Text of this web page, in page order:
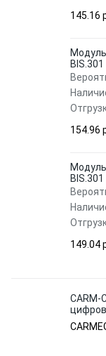
145.16
BIS.301
154.96
BIS.301
149.04
CARM-